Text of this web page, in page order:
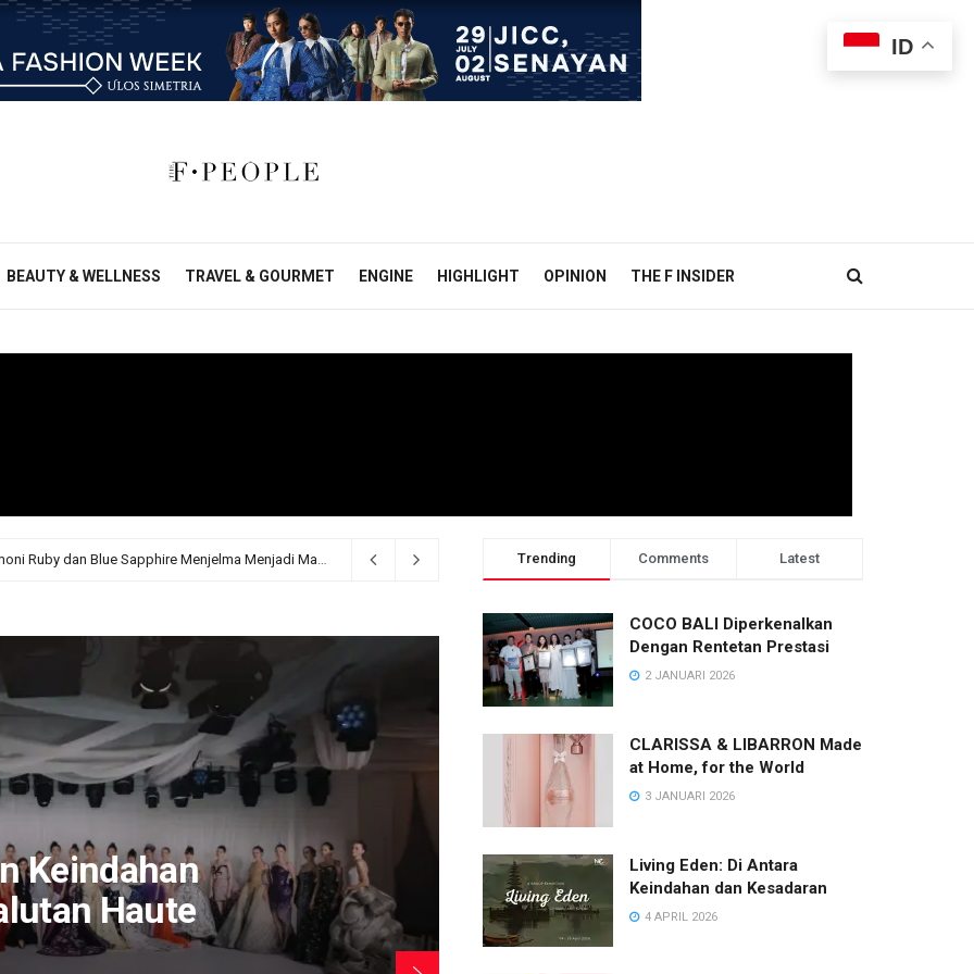
BEAUTY & WELLNESS TRAVEL & GOURMET ENGINE HIGHLIGHT OPINION THE F INSIDER
MONDIAL Precious Fire: Ketika Harmoni Ruby dan Blue Sapphire Menjelma Menjadi Mahakarya Perhiasan Mewah 2 minggu ago
Keindahan
Haute
NEWS
KEMBALI KE DA MARIA
Trending Comments Latest
COCO BALI Diperkenalkan
Dengan Rentetan Prestasi
2 JANUARI 2026
CLARISSA & LIBARRON Made
at Home, for the World
3 JANUARI 2026
Living Eden: Di Antara
Keindahan dan Kesadaran
4 APRIL 2026
ID